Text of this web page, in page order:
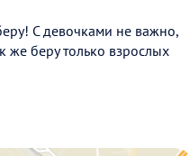
С девочками не важно,
же беру только взрослых